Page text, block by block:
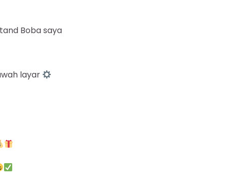
Boba saya
layar